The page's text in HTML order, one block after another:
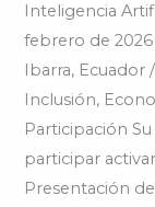
Inteligencia
febrero de
Ibarra, Ecuador
Inclusión,
Participación
participar
Presentación